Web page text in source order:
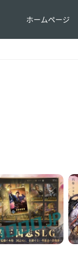
ホームページ